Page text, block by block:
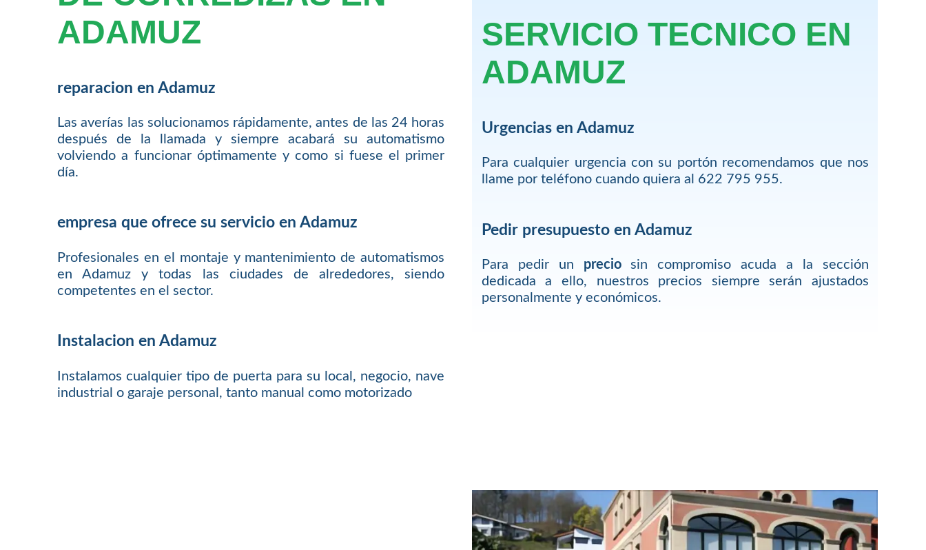
ADAMUZ
reparacion en Adamuz
Las averías las solucionamos rápidamente, antes de las 24 horas
después de la llamada y siempre acabará su automatismo
volviendo a funcionar óptimamente y como si fuese el primer
día.
empresa que ofrece su servicio en Adamuz
Profesionales en el montaje y mantenimiento de automatismos
en Adamuz y todas las ciudades de alrededores, siendo
competentes en el sector.
Instalacion en Adamuz
Instalamos cualquier tipo de puerta para su local, negocio, nave
industrial o garaje personal, tanto manual como motorizado
SERVICIO TECNICO EN
ADAMUZ
Urgencias en Adamuz
Para cualquier urgencia con su portón recomendamos que nos
llame por teléfono cuando quiera al 622 795 955.
Pedir presupuesto en Adamuz
Para pedir un preciosin compromiso acuda a la sección
dedicada a ello, nuestros precios siempre serán ajustados
personalmente y económicos.